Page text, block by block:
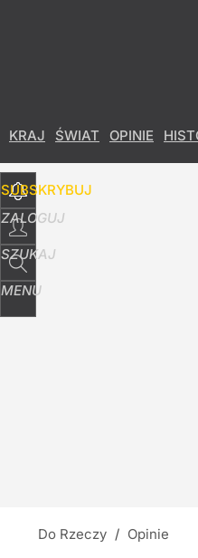
KRAJ ŚWIAT OPINIE
SUBSKRYBUJ
ZALOGUJ
SZUKAJ
MENU
Do Rzeczy / Opinie